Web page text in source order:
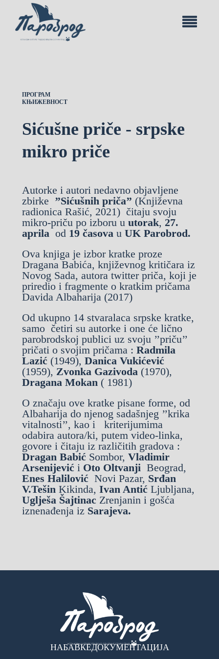
ПРОГРАМ
КЊИЖЕВНОСТ
Sićušne priče - srpske
mikro priče
Autorke i autori nedavno objavljene
zbirke ’’Sićušnih priča’’ (Književna
radionica Rašić, 2021) čitaju svoju
mikro-priču po izboru u utorak, 27.
aprila od19 časova u UK Parobrod.
Ova knjiga je izbor kratke proze
Dragana Babića, književnog kritičara iz
Novog Sada, autora twitter priča, koji je
priredio i fragmente o kratkim pričama
Davida Albaharija (2017)
Od ukupno 14 stvaralaca srpske kratke,
samo četiri su autorke i one će lično
parobrodskoj publici uz svoju ’’priču’’
pričati o svojim pričama : Radmila
Lazić(1949), Danica Vukićević
(1959), Zvonka Gazivoda(1970),
Dragana Mokan ( 1981)
O značaju ove kratke pisane forme, od
Albaharija do njenog sadašnjeg ’’krika
vitalnosti’’, kao i kriterijumima
odabira autora/ki, putem video-linka,
govore i čitaju iz različitih gradova :
Dragan BabićSombor, Vladimir
Arsenijević i Oto Oltvanji Beograd,
Enes Halilović Novi Pazar, Srđan
V.TešinKikinda, Ivan AntićLjubljana,
Uglješa ŠajtinacZrenjanin i gošća
iznenađenja iz Sarajeva.
НАБАВКЕДОКУМЕНТАЦИЈА